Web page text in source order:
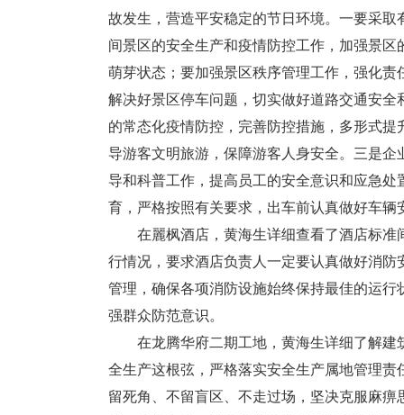
故发生，营造平安稳定的节日环境。一要采
间景区的安全生产和疫情防控工作，加强景
萌芽状态；要加强景区秩序管理工作，强化
解决好景区停车问题，切实做好道路交通安
的常态化疫情防控，完善防控措施，多形式
导游客文明旅游，保障游客人身安全。三是
导和科普工作，提高员工的安全意识和应急
育，严格按照有关要求，出车前认真做好车
在麗枫酒店，黄海生详细查看了酒店标准
行情况，要求酒店负责人一定要认真做好消
管理，确保各项消防设施始终保持最佳的运
强群众防范意识。
在龙腾华府二期工地，黄海生详细了解建
全生产这根弦，严格落实安全生产属地管理
留死角、不留盲区、不走过场，坚决克服麻